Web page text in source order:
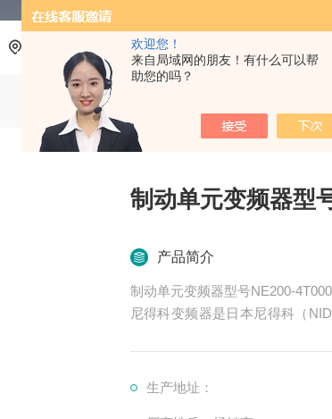
欢迎您！
来自局域网的朋友！有什么可以帮
助您的吗？
产品中心
制动单元变频器型
产品简介
制动单元变频器型号NE200-
尼得科变频器是日本尼得科（
织、印刷、物流、化工等数十个行
生产地址：